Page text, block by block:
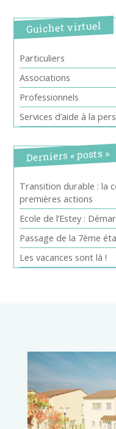
Guichet virtuel
Particuliers
Associations
Professionnels
Services d’aide à la
Derniers « posts »
Transition durable : la
premières actions
Ecole de l’Estey :
Passage de la 7ème
Les vacances sont là !